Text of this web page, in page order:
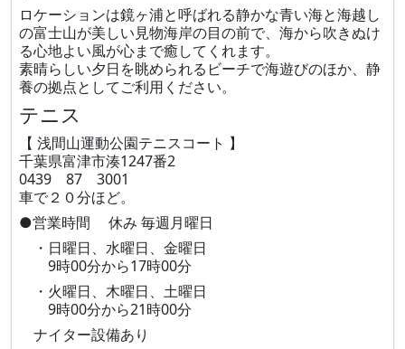
ロケーションは鏡ヶ浦と呼ばれる静かな青い海と海越し
の富士山が美しい見物海岸の目の前で、海から吹きぬけ
る心地よい風が心まで癒してくれます。
素晴らしい夕日を眺められるビーチで海遊びのほか、静
養の拠点としてご利用ください。
テニス
【 浅間山運動公園テニスコート 】
千葉県富津市湊1247番2
0439 87 3001
車で２０分ほど。
●営業時間 休み 毎週月曜日
・日曜日、水曜日、金曜日
9時00分から17時00分
・火曜日、木曜日、土曜日
9時00分から21時00分
ナイター設備あり